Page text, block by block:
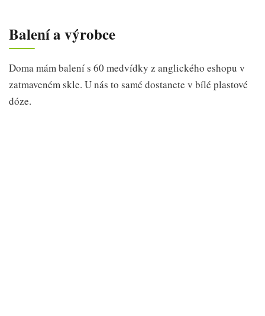
Balení a výrobce
Doma mám balení s 60 medvídky z anglického eshopu v
zatmaveném skle. U nás to samé dostanete v bílé plastové
dóze.